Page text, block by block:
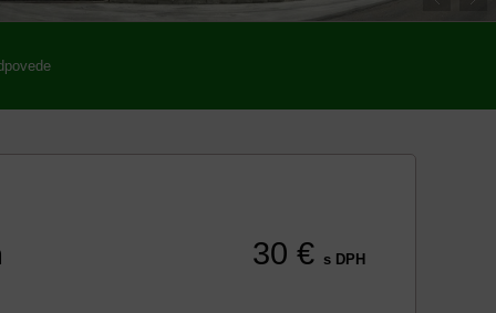
30 € s DPH